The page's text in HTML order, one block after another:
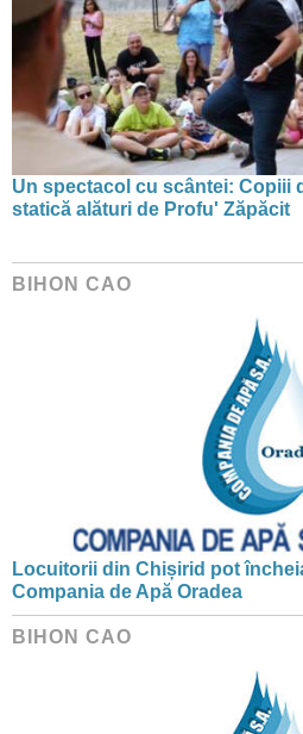
Un spectacol cu scântei: Copiii
statică alături de Profu' Zăpăcit
BIHON CAO
Locuitorii din Chișirid pot
Compania de Apă Oradea
BIHON CAO